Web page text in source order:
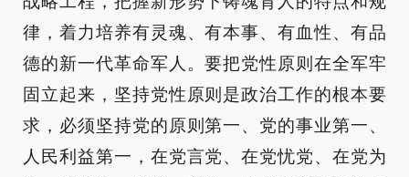
律，着力培养有灵魂、有本事、有血性、有品
德的新一代革命军人。要把党性原则在全军牢
固立起来，坚持党性原则是政治工作的根本要
求，必须坚持党的原则第一、党的事业第一、
人民利益第一，在党言党、在党忧党、在党为